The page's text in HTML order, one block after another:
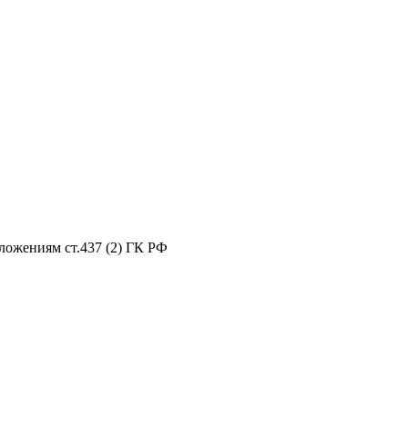
ст.437 (2) ГК РФ